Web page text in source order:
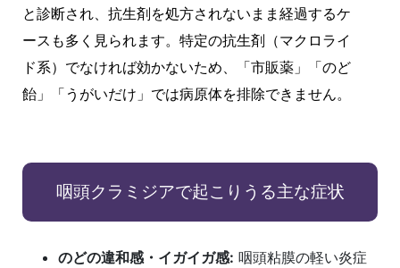
と診断され、抗生剤を処方されないまま経過するケ
ースも多く見られます。特定の抗生剤（マクロライ
ド系）でなければ効かないため、「市販薬」「のど
飴」「うがいだけ」では病原体を排除できません。
咽頭クラミジアで起こりうる主な症状
のどの違和感・イガイガ感: 咽頭粘膜の軽い炎症